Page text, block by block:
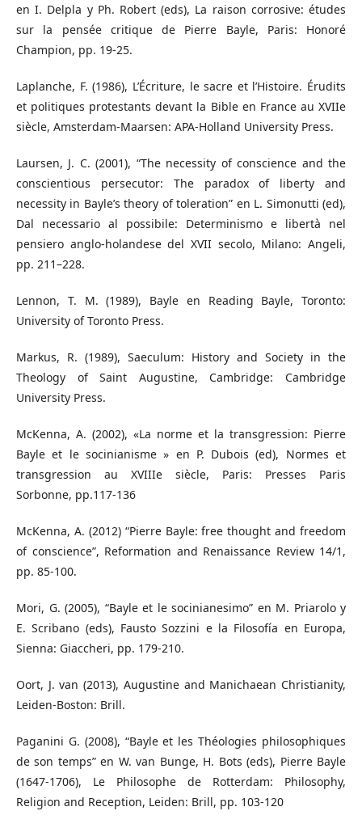
en I. Delpla y Ph. Robert (eds), La raison corrosive: études
sur la pensée critique de Pierre Bayle, Paris: Honoré
Champion, pp. 19-25.
Laplanche, F. (1986), L’Écriture, le sacre et l’Histoire. Érudits
et politiques protestants devant la Bible en France au XVIIe
siècle, Amsterdam-Maarsen: APA-Holland University Press.
Laursen, J. C. (2001), “The necessity of conscience and the
conscientious persecutor: The paradox of liberty and
necessity in Bayle’s theory of toleration” en L. Simonutti (ed),
Dal necessario al possibile: Determinismo e libertà nel
pensiero anglo-holandese del XVII secolo, Milano: Angeli,
pp. 211–228.
Lennon, T. M. (1989), Bayle en Reading Bayle, Toronto:
University of Toronto Press.
Markus, R. (1989), Saeculum: History and Society in the
Theology of Saint Augustine, Cambridge: Cambridge
University Press.
McKenna, A. (2002), «La norme et la transgression: Pierre
Bayle et le socinianisme » en P. Dubois (ed), Normes et
transgression au XVIIIe siècle, Paris: Presses Paris
Sorbonne, pp.117-136
McKenna, A. (2012) “Pierre Bayle: free thought and freedom
of conscience”, Reformation and Renaissance Review 14/1,
pp. 85-100.
Mori, G. (2005), “Bayle et le socinianesimo” en M. Priarolo y
E. Scribano (eds), Fausto Sozzini e la Filosofía en Europa,
Sienna: Giaccheri, pp. 179-210.
Oort, J. van (2013), Augustine and Manichaean Christianity,
Leiden-Boston: Brill.
Paganini G. (2008), “Bayle et les Théologies philosophiques
de son temps” en W. van Bunge, H. Bots (eds), Pierre Bayle
(1647-1706), Le Philosophe de Rotterdam: Philosophy,
Religion and Reception, Leiden: Brill, pp. 103-120